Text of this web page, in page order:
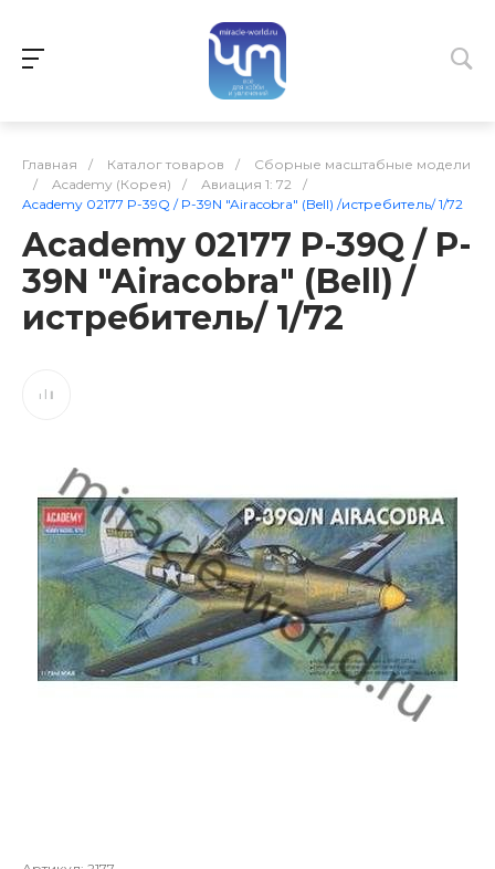
Главная / Каталог товаров /
Сборные масштабные модели
/
Academy (Корея) / Авиация 1: 72
/
Academy 02177 P-39Q / P-39N "Airacobra" (Bell) /истребитель/ 1/72
Academy 02177 P-39Q / P-
39N "Airacobra" (Bell) /
истребитель/ 1/72